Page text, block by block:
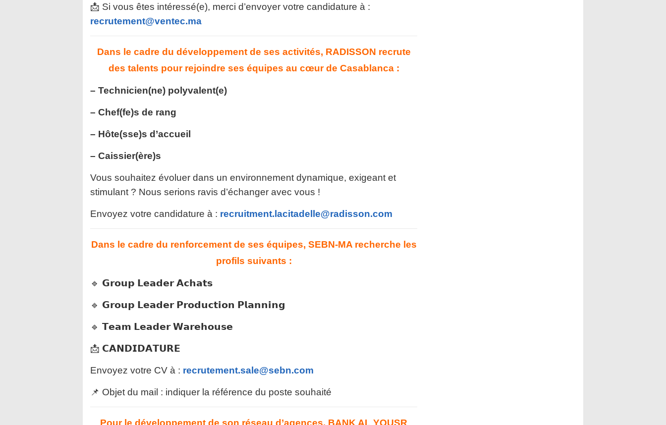
📩 Si vous êtes intéressé(e), merci d’envoyer votre candidature à :
recrutement@ventec.ma
Dans le cadre du développement de ses activités, RADISSON recrute
des talents pour rejoindre ses équipes au cœur de Casablanca :
– Technicien(ne) polyvalent(e)
– Chef(fe)s de rang
– Hôte(sse)s d’accueil
– Caissier(ère)s
Vous souhaitez évoluer dans un environnement dynamique, exigeant et
stimulant ? Nous serions ravis d’échanger avec vous !
Envoyez votre candidature à : recruitment.lacitadelle@radisson.com
Dans le cadre du renforcement de ses équipes, SEBN-MA recherche les
profils suivants :
🔹 𝗚𝗿𝗼𝘂𝗽 𝗟𝗲𝗮𝗱𝗲𝗿 𝗔𝗰𝗵𝗮𝘁𝘀
🔹 𝗚𝗿𝗼𝘂𝗽 𝗟𝗲𝗮𝗱𝗲𝗿 𝗣𝗿𝗼𝗱𝘂𝗰𝘁𝗶𝗼𝗻 𝗣𝗹𝗮𝗻𝗻𝗶𝗻𝗴
🔹 𝗧𝗲𝗮𝗺 𝗟𝗲𝗮𝗱𝗲𝗿 𝗪𝗮𝗿𝗲𝗵𝗼𝘂𝘀𝗲
📩 𝗖𝗔𝗡𝗗𝗜𝗗𝗔𝗧𝗨𝗥𝗘
Envoyez votre CV à : recrutement.sale@sebn.com
📌 Objet du mail : indiquer la référence du poste souhaité
Pour le développement de son réseau d’agences, BANK AL YOUSR